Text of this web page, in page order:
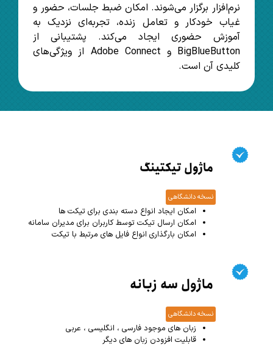
نرم‌افزار برگزار می‌شوند. امکان ضبط جلسات، حضور و
غیاب خودکار و تعامل زنده، تجربه‌ای نزدیک به
آموزش حضوری ایجاد می‌کند. پشتیبانی از
BigBlueButton و Adobe Connect از ویژگی‌های
کلیدی آن است.
ماژول تیکتینگ
نسخه دانشگاهی
امکان ایجاد انواع دسته بندی برای تیکت ها
امکان ارسال تیکت توسط کاربران برای مدیران سامانه
امکان بارگذاری انواع فایل های مرتبط با تیکت
ماژول سه زبانه
نسخه دانشگاهی
زبان های موجود فارسی ، انگلیسی ، عربی
قابلیت افزودن زبان های دیگر